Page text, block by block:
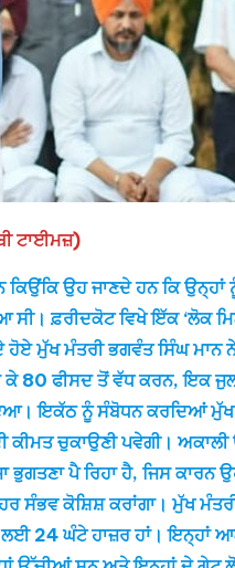
ਟਾਈਮਜ਼)
ਉਹ ਜਾਣਦੇ ਹਨ ਕਿ ਉਨ੍ਹਾਂ
ਫ਼ਰੀਦਕੋਟ ਵਿਖੇ ਇੱਕ ‘ਲੋਕ
ਮੁੱਖ ਮੰਤਰੀ ਭਗਵੰਤ ਸਿੰਘ ਮਾਨ
ਕੇ 80 ਫੀਸਦ ਤੋਂ ਵੱਧ ਕਰਨ, ਇਕ
ਇਕੱਠ ਨੂੰ ਸੰਬੋਧਨ ਕਰਦਿਆਂ ਮੁੱਖ
ਚੁਕਾਉਣੀ ਪਵੇਗੀ।
ਪੈ ਰਿਹਾ ਹੈ, ਜਿਸ ਕਾਰਨ
ਕੋਸ਼ਿਸ਼ ਕਰਾਂਗਾ। ਮੁੱਖ
ਲਈ 24 ਘੰਟੇ ਹਾਜ਼ਰ ਹਾਂ।